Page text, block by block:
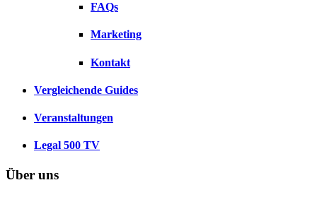
FAQs
Marketing
Kontakt
Vergleichende Guides
Veranstaltungen
Legal 500 TV
Über uns